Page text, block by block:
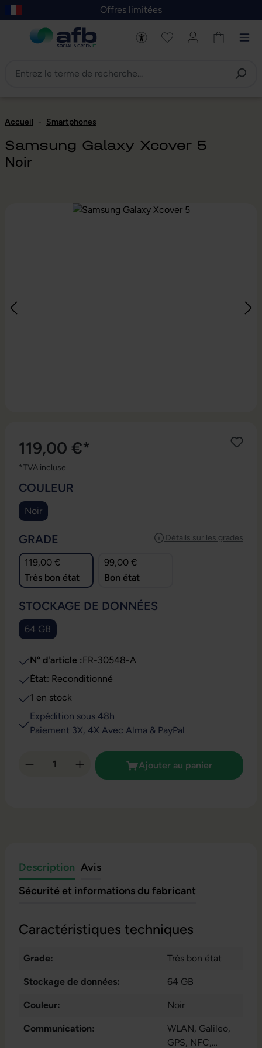
au contenu principal
Skip to B2B platform navigation
Offres limitées
Accueil - Smartphones
Samsung Galaxy Xcover 5
Noir
Ignorer la galerie d'images
119,00 €*
*TVA incluse
SÉLECTIONNEZ
COULEUR
Noir
Détails sur les grades
SÉLECTIONNEZ
GRADE
119,00 €
Très bon état
99,00 €
Bon état
SÉLECTIONNEZ
STOCKAGE DE DONNÉES
64 GB
N° d'article :FR-30548-A
État: Reconditionné
1 en stock
Expédition sous 48h
Paiement 3X, 4X Avec Alma & PayPal
Quantité de produit : Entrez la quantité
Ajouter au panier
Description Avis
Sécurité et informations du fabricant
Caractéristiques techniques
Grade: Très bon état
Stockage de données: 64 GB
Couleur: Noir
Communication: WLAN, Galileo,
GPS, NFC,